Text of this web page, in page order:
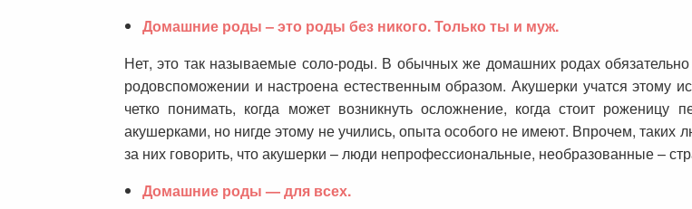
Домашние роды – это роды без никого. Только ты и муж.
Нет, это так называемые соло-роды. В обычных же домашних родах обязательно
родовспоможении и настроена естественным образом. Акушерки учатся этому
четко понимать, когда может возникнуть осложнение, когда стоит
акушерками, но нигде этому не учились, опыта особого не имеют. Впрочем,
за них говорить, что акушерки – люди непрофессиональные, необразованные –
Домашние роды — для всех.